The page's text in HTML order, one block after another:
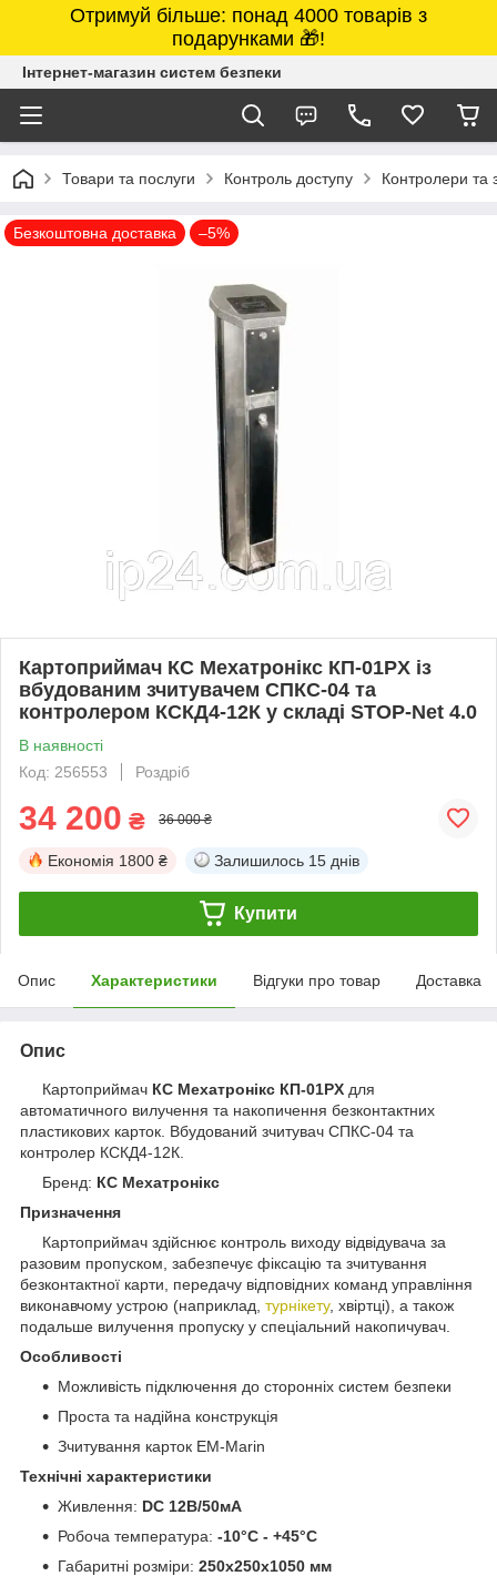
Отримуй більше: понад 4000 товарів з
подарунками 🎁!
Інтернет-магазин систем безпеки
Товари та послуги Контроль доступу Контролери та
Безкоштовна доставка –5%
Картоприймач КС Мехатронікс КП-01PX із
вбудованим зчитувачем СПКС-04 та
контролером КСКД4-12К у складі STOP-Net 4.0
В наявності
Код: 256553
Роздріб
34 200 ₴ 36 000 ₴
Економія 1800 ₴ Залишилось 15 днів
Купити
Опис Характеристики Відгуки про товар Доставка
Опис
Картоприймач КС Мехатронікс КП-01PX для
автоматичного вилучення та накопичення безконтактних
пластикових карток. Вбудований зчитувач СПКС-04 та
контролер КСКД4-12К.
Бренд: КС Мехатронікс
Призначення
Картоприймач здійснює контроль виходу відвідувача за
разовим пропуском, забезпечує фіксацію та зчитування
безконтактної карти, передачу відповідних команд управління
виконавчому устрою (наприклад, турнікету, хвіртці), а також
подальше вилучення пропуску у спеціальний накопичувач.
Особливості
Можливість підключення до сторонніх систем безпеки
Проста та надійна конструкція
Зчитування карток EM-Marin
Технічні характеристики
Живлення: DC 12В/50мА
Робоча температура: -10°С - +45°С
Габаритні розміри: 250х250х1050 мм